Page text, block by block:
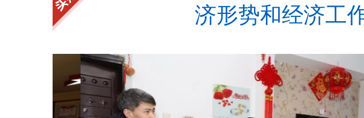
济形势和经济工